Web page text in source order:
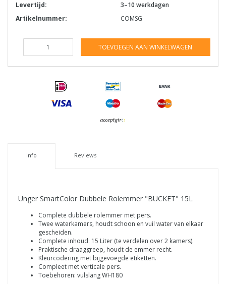
Levertijd:
3–10 werkdagen
Artikelnummer:
COMSG
TOEVOEGEN AAN WINKELWAGEN
Info Reviews
Unger SmartColor Dubbele Rolemmer "BUCKET" 15L
Complete dubbele rolemmer met pers.
Twee waterkamers, houdt schoon en vuil water van elkaar
gescheiden.
Complete inhoud: 15 Liter (te verdelen over 2 kamers).
Praktische draaggreep, houdt de emmer recht.
Kleurcodering met bijgevoegde etiketten.
Compleet met verticale pers.
Toebehoren: vulslang WH180